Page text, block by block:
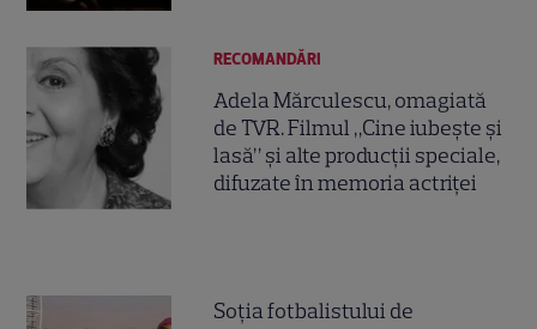
RECOMANDĂRI
Adela Mărculescu, omagiată
de TVR. Filmul „Cine iubește și
lasă” și alte producții speciale,
difuzate în memoria actriței
Soția fotbalistului de